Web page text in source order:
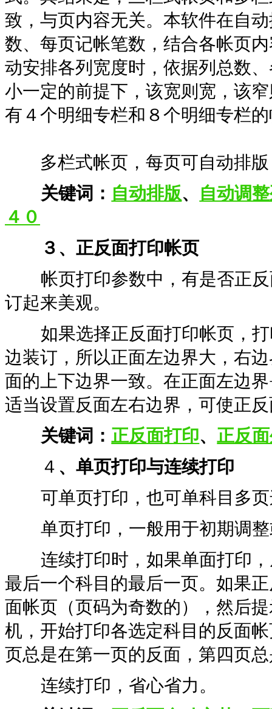
致，与页内容无关。本软件在自
数、每页记帐笔数，结合各帐页
动安排各列宽度时，依据列总数
小一定的前提下，该宽则宽，该
有４个明细专栏和８个明细专栏
多栏式帐页，每页可自动排版
关键词： 自动排版、
自动调
４０
３、正反面打印帐页
帐页打印参数中，有是否正反
订起来美观。
如果选择正反面打印帐页，打
边装订，所以正面左边界大，右
面的上下边界一致。在正面左边
适当设置反面左右边界，可使正
关键词：正反面打印、正反
４ 、单页打印与连续打印
可单页打印，也可单科目多页
单页打印，一般用于初期调整
连续打印时，如果单面打印，
最后一个科目的最后一页。如果
面帐页（页码为奇数的），然后
机，开始打印各选定科目的反面
页总是在第一页的反面，第四页
连续打印，省心省力。